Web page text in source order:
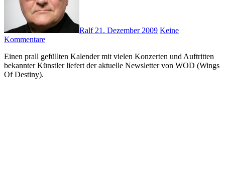
Ralf 21. Dezember 2009 Keine
Kommentare
Einen prall gefüllten Kalender mit vielen Konzerten und Auftritten
bekannter Künstler liefert der aktuelle Newsletter von WOD (Wings
Of Destiny).